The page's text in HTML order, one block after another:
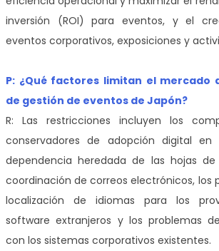
inversión (ROI) para eventos, y el
eventos corporativos, exposiciones y
P: ¿Qué factores limitan el mercado
de gestión de eventos de Japón?
R: Las restricciones incluyen los
conservadores de adopción digital en
dependencia heredada de las hojas
coordinación de correos electrónicos, los
localización de idiomas para los
software extranjeros y los problemas
con los sistemas corporativos existentes.